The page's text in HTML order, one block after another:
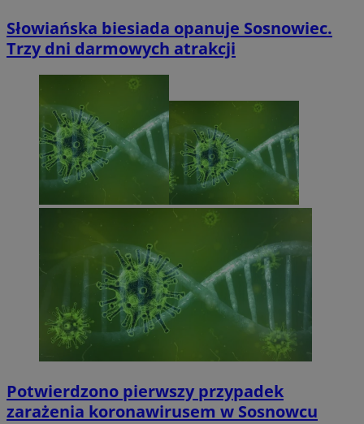
Słowiańska biesiada opanuje Sosnowiec.
Trzy dni darmowych atrakcji
Potwierdzono pierwszy przypadek
zarażenia koronawirusem w Sosnowcu